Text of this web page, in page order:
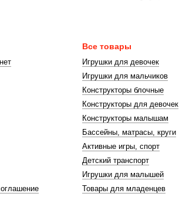
Все товары
Игрушки для девочек
Игрушки для мальчиков
Конструкторы блочные
Конструкторы для девочек
Конструкторы малышам
Бассейны, матрасы, круги
Активные игры, спорт
Детский транспорт
Игрушки для малышей
Товары для младенцев